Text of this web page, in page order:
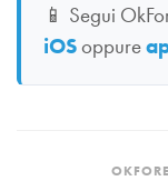
📱 Segui
iOSoppure